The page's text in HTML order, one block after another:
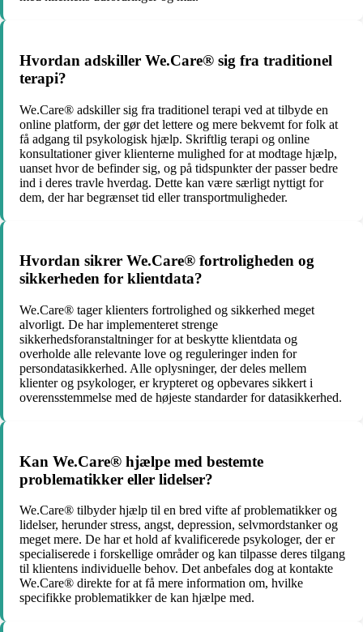
Hvordan adskiller We.Care® sig fra traditionel
terapi?
We.Care® adskiller sig fra traditionel terapi ved at tilbyde en
online platform, der gør det lettere og mere bekvemt for folk at
få adgang til psykologisk hjælp. Skriftlig terapi og online
konsultationer giver klienterne mulighed for at modtage hjælp,
uanset hvor de befinder sig, og på tidspunkter der passer bedre
ind i deres travle hverdag. Dette kan være særligt nyttigt for
dem, der har begrænset tid eller transportmuligheder.
Hvordan sikrer We.Care® fortroligheden og
sikkerheden for klientdata?
We.Care® tager klienters fortrolighed og sikkerhed meget
alvorligt. De har implementeret strenge
sikkerhedsforanstaltninger for at beskytte klientdata og
overholde alle relevante love og reguleringer inden for
persondatasikkerhed. Alle oplysninger, der deles mellem
klienter og psykologer, er krypteret og opbevares sikkert i
overensstemmelse med de højeste standarder for datasikkerhed.
Kan We.Care® hjælpe med bestemte
problematikker eller lidelser?
We.Care® tilbyder hjælp til en bred vifte af problematikker og
lidelser, herunder stress, angst, depression, selvmordstanker og
meget mere. De har et hold af kvalificerede psykologer, der er
specialiserede i forskellige områder og kan tilpasse deres tilgang
til klientens individuelle behov. Det anbefales dog at kontakte
We.Care® direkte for at få mere information om, hvilke
specifikke problematikker de kan hjælpe med.